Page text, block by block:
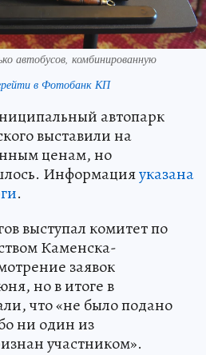
автобусов, комбинированную
в Фотобанк КП
автопарк
выставили на
ценам, но
Информацияуказана
.
выступал комитет по
Каменска-
заявок
но в итоге в
что «не было подано
ни один из
участником».